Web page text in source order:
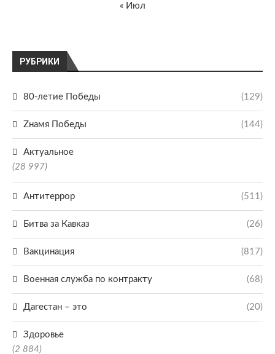
РУБРИКИ
80-летие Победы (129)
Zнамя Победы (144)
Актуальное
(28 997)
Антитеррор (511)
Битва за Кавказ (26)
Вакцинация (817)
Военная служба по контракту (68)
Дагестан – это (20)
Здоровье
(2 884)
« Июл